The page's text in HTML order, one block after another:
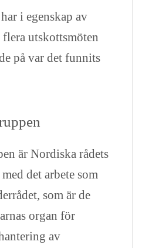
i egenskap av
utskottsmöten
på var det funnits
är Nordiska rådets
det arbete som
som är de
organ för
av